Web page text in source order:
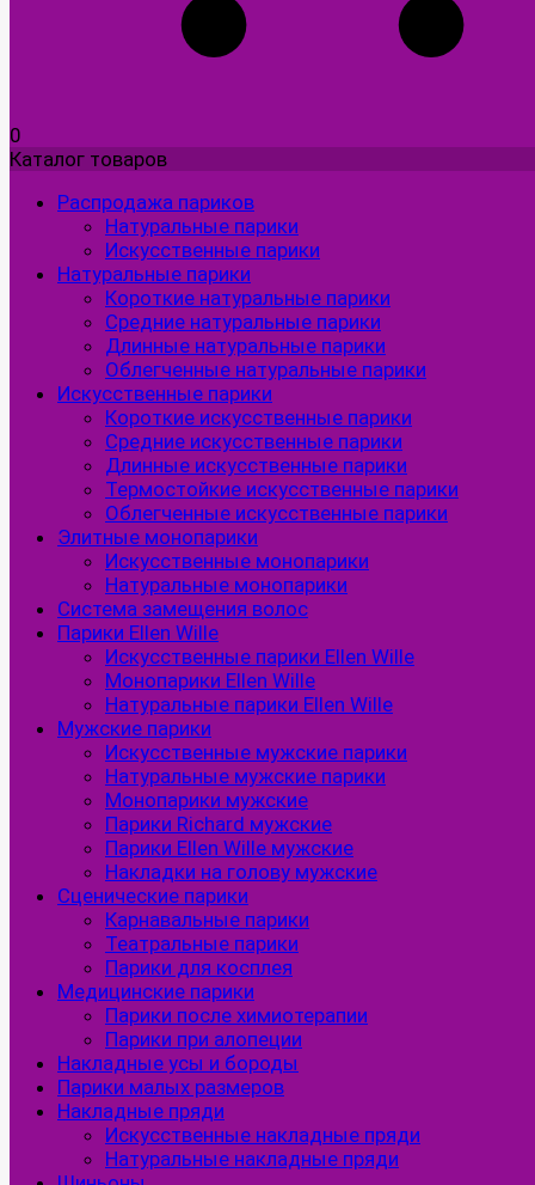
0
Каталог товаров
Распродажа париков
Натуральные парики
Искусственные парики
Натуральные парики
Короткие натуральные парики
Средние натуральные парики
Длинные натуральные парики
Облегченные натуральные парики
Искусственные парики
Короткие искусственные парики
Средние искусственные парики
Длинные искусственные парики
Термостойкие искусственные парики
Облегченные искусственные парики
Элитные монопарики
Искусственные монопарики
Натуральные монопарики
Система замещения волос
Парики Ellen Wille
Искусственные парики Ellen Wille
Монопарики Ellen Wille
Натуральные парики Ellen Wille
Мужские парики
Искусственные мужские парики
Натуральные мужские парики
Монопарики мужские
Парики Richard мужские
Парики Ellen Wille мужские
Накладки на голову мужские
Сценические парики
Карнавальные парики
Театральные парики
Парики для косплея
Медицинские парики
Парики после химиотерапии
Парики при алопеции
Накладные усы и бороды
Парики малых размеров
Накладные пряди
Искусственные накладные пряди
Натуральные накладные пряди